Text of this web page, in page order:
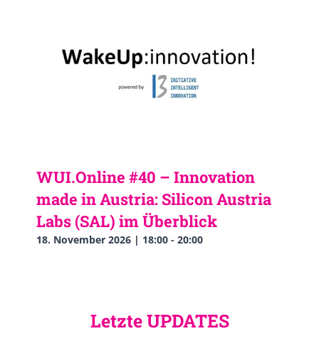
WUI.Online #40 – Innovation
made in Austria: Silicon Austria
Labs (SAL) im Überblick
18. November 2026 | 18:00 - 20:00
Letzte UPDATES